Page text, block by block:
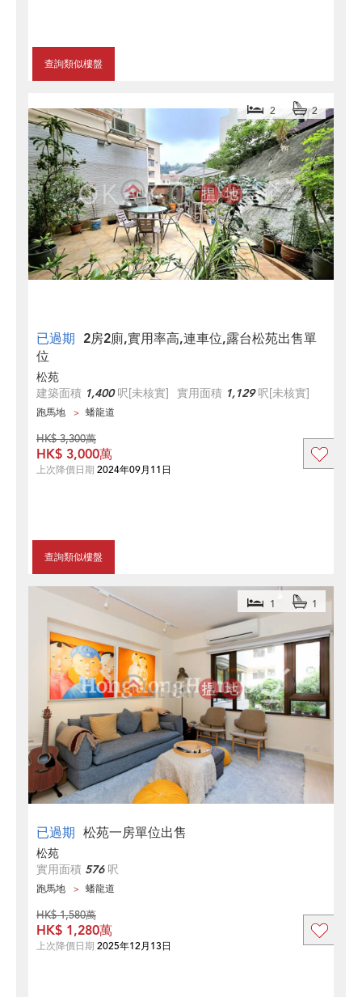
查詢類似樓盤
已過期 2房2廁,實用率高,連車位,露台松苑出售單
位
2 2
松苑
建築面積 1,400呎[未核實] 實用面積 1,129呎[未核實]
跑馬地 蟠龍道
查詢類似樓盤
HK$ 3,300萬
HK$ 3,000萬
上次降價日期 2024年09月11日
已過期 松苑一房單位出售
1 1
松苑
實用面積 576呎
跑馬地 蟠龍道
HK$ 1,580萬
HK$ 1,280萬
上次降價日期 2025年12月13日